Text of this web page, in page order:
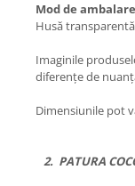
Mod de
Husă
Imaginile
diferențe de
Dimensiunile pot
2. PATURA